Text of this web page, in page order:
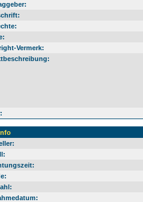
Vermerk: